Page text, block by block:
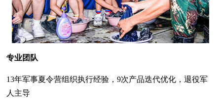
专业团队
13年军事夏令营组织执行经验，9次产品迭代优化，退役军
人主导